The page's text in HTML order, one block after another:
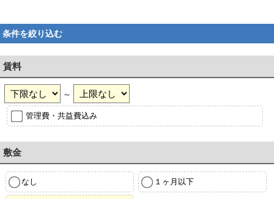
条件を絞り込む
賃料
～
管理費・共益費込み
敷金
なし １ヶ月以下